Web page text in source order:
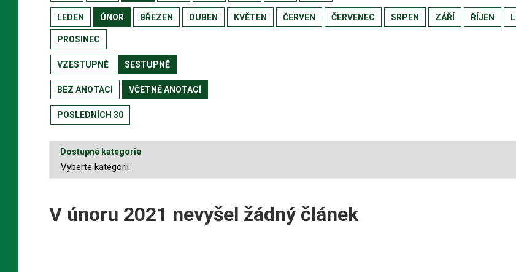
LEDEN ÚNOR BŘEZEN DUBEN KVĚTEN ČERVEN ČERVENEC SRPEN ZÁŘÍ ŘÍJEN
PROSINEC
VZESTUPNĚ SESTUPNĚ
BEZ ANOTACÍ VČETNĚ ANOTACÍ
POSLEDNÍCH 30
Dostupné kategorie
V únoru 2021 nevyšel žádný článek